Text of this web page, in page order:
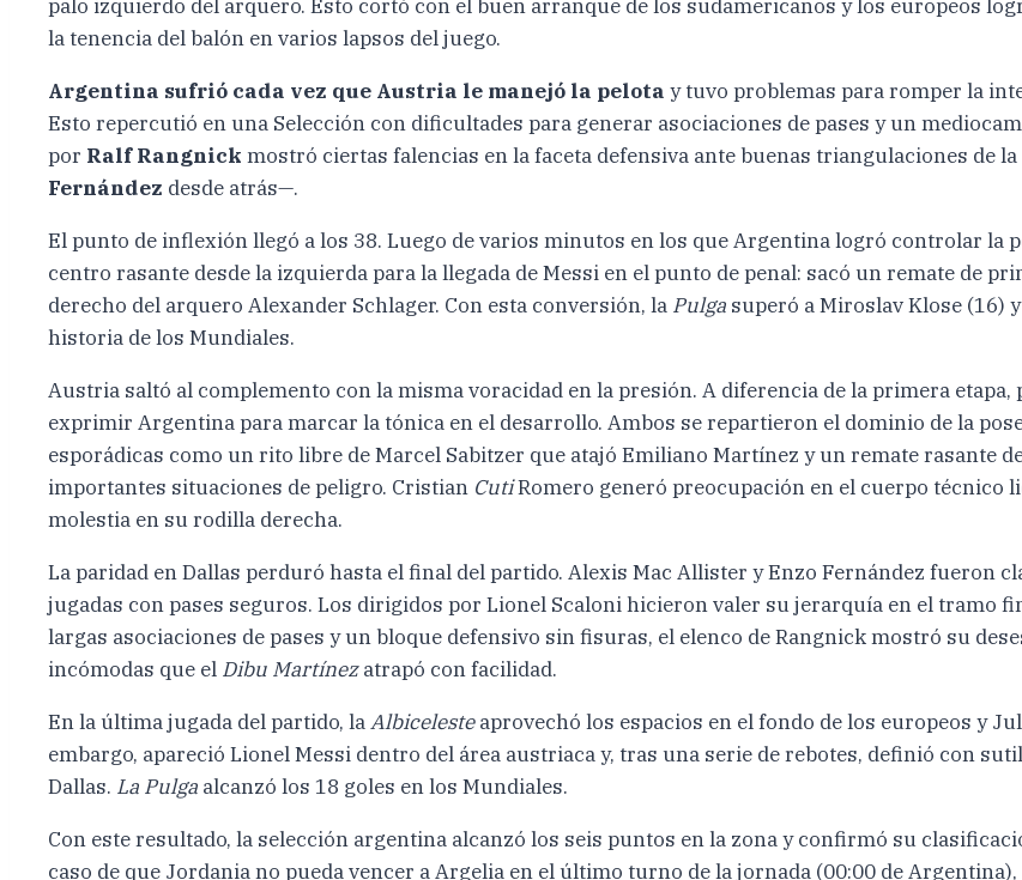
palo izquierdo del arquero. Esto cortó con el buen arranque de los sudamericanos y los europeos
la tenencia del balón en varios lapsos del juego.
Argentina sufrió cada vez que Austria le manejó la pelota y tuvo problemas para romper la
Esto repercutió en una Selección con dificultades para generar asociaciones de pases y un
por Ralf Rangnick mostró ciertas falencias en la faceta defensiva ante buenas triangulaciones de
Fernández desde atrás—.
El punto de inflexión llegó a los 38. Luego de varios minutos en los que Argentina logró controlar la
centro rasante desde la izquierda para la llegada de Messi en el punto de penal: sacó un remate de
derecho del arquero Alexander Schlager. Con esta conversión, la Pulga superó a Miroslav Klose (16)
historia de los Mundiales.
Austria saltó al complemento con la misma voracidad en la presión. A diferencia de la primera
exprimir Argentina para marcar la tónica en el desarrollo. Ambos se repartieron el dominio de la
esporádicas como un rito libre de Marcel Sabitzer que atajó Emiliano Martínez y un remate rasante
importantes situaciones de peligro. Cristian CutiRomero generó preocupación en el cuerpo técnico
molestia en su rodilla derecha.
La paridad en Dallas perduró hasta el final del partido. Alexis Mac Allister y Enzo Fernández fueron
jugadas con pases seguros. Los dirigidos por Lionel Scaloni hicieron valer su jerarquía en el tramo
largas asociaciones de pases y un bloque defensivo sin fisuras, el elenco de Rangnick mostró su
incómodas que el Dibu Martínezatrapó con facilidad.
En la última jugada del partido, laAlbicelesteaprovechó los espacios en el fondo de los europeos y
embargo, apareció Lionel Messi dentro del área austriaca y, tras una serie de rebotes, definió con
Dallas. La Pulga alcanzó los 18 goles en los Mundiales.
Con este resultado, la selección argentina alcanzó los seis puntos en la zona y confirmó su
caso de que Jordania no pueda vencer a Argelia en el último turno de la jornada (00:00 de